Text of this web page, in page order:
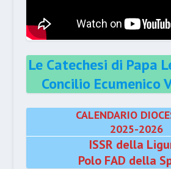
Le Catechesi di Papa
Concilio Ecumenico
CALENDARIO
2025-2026
ISSR della
Polo FAD della